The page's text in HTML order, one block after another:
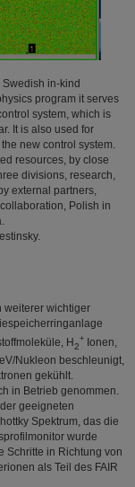
in-kind
program it serves
system, which is
It is also used for
new control system.
resources, by close
divisions, research,
external partners,
Polish in
weiterer wichtiger
H2
+ Ionen,
Nukleon beschleunigt,
gekühlt.
in Betrieb genommen.
geeigneten
Spektrum, das die
wurde
Schritte in Richtung von
als Teil des FAIR